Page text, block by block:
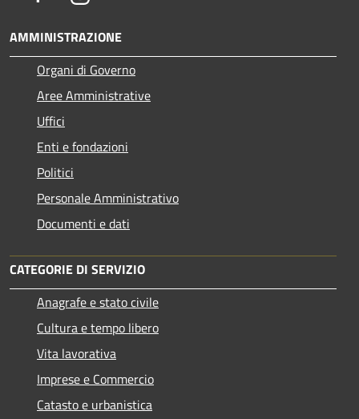
AMMINISTRAZIONE
Organi di Governo
Aree Amministrative
Uffici
Enti e fondazioni
Politici
Personale Amministrativo
Documenti e dati
CATEGORIE DI SERVIZIO
Anagrafe e stato civile
Cultura e tempo libero
Vita lavorativa
Imprese e Commercio
Catasto e urbanistica